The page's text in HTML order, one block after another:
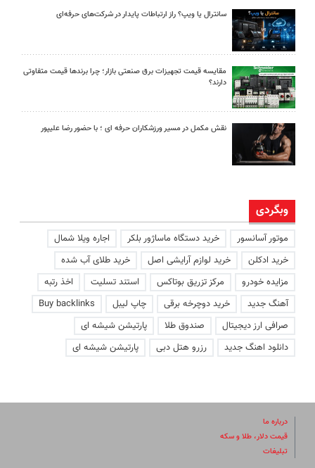
سانترال یا ویپ؟ راز ارتباطات پایدار در شرکت‌های حرفه‌ای
مقایسه قیمت تجهیزات برق صنعتی بازار؛ چرا برندها قیمت متفاوتی
دارند؟
نقش مکمل در مسیر ورزشکاران حرفه ای ؛ با حضور رضا علیپور
وبگردی
موتور آسانسور خرید دستگاه ماساژور بلکر
اجاره ویلا شمال
خرید ادکلن
خرید لوازم آرایشی اصل
خرید طلای آب شده
مزایده خودرو
مرکز تزریق بوتاکس استند تسلیت
اخذ رتبه
آهنگ جدید
خرید دوچرخه برقی چاپ لیبل
Buy backlinks
صرافی ارز دیجیتال
صندوق طلا
پارتیشن شیشه ای
دانلود اهنگ جدید
رزرو هتل دبی پارتیشن شیشه ای
درباره ما
قیمت دلار، طلا و سکه
تبلیغات